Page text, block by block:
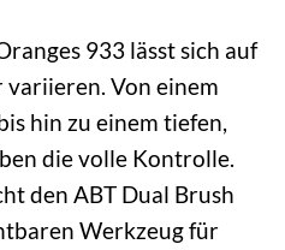
933 lässt sich auf
Von einem
hin zu einem tiefen,
die volle Kontrolle.
den ABT Dual Brush
Werkzeug für